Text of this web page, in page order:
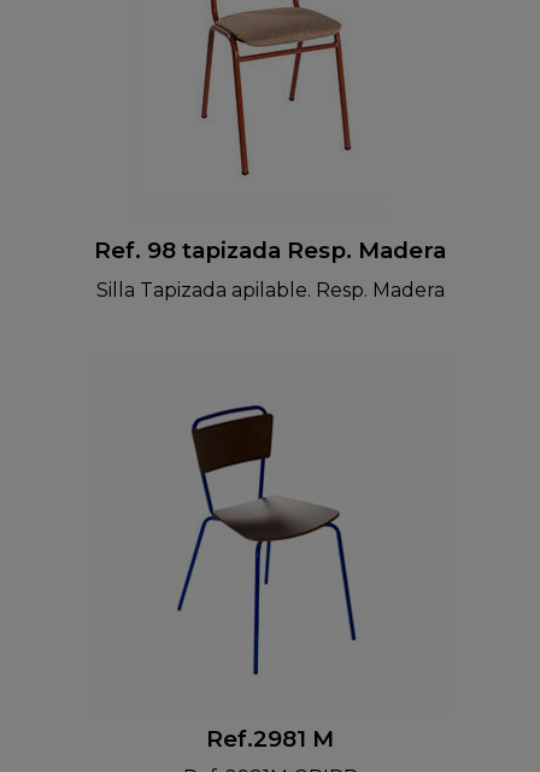
Ref. 98 tapizada Resp. Madera
Silla Tapizada apilable. Resp. Madera
Ref.2981 M